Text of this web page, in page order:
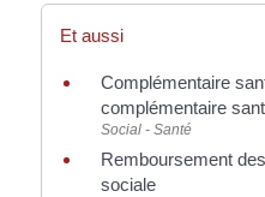
Et aussi
Complémentaire
complémentaire
Social - Santé
Remboursement
sociale